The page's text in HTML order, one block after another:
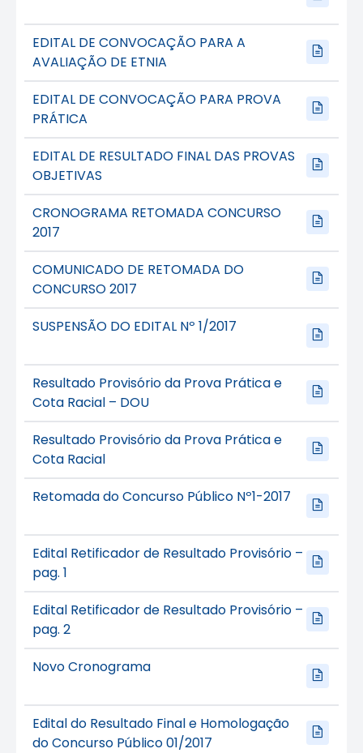
EDITAL DE CONVOCAÇÃO PARA A
AVALIAÇÃO DE ETNIA
EDITAL DE CONVOCAÇÃO PARA PROVA
PRÁTICA
EDITAL DE RESULTADO FINAL DAS PROVAS
OBJETIVAS
CRONOGRAMA RETOMADA CONCURSO
2017
COMUNICADO DE RETOMADA DO
CONCURSO 2017
SUSPENSÃO DO EDITAL Nº 1/2017
Resultado Provisório da Prova Prática e
Cota Racial – DOU
Resultado Provisório da Prova Prática e
Cota Racial
Retomada do Concurso Público Nº1-2017
Edital Retificador de Resultado Provisório –
pag. 1
Edital Retificador de Resultado Provisório –
pag. 2
Novo Cronograma
Edital do Resultado Final e Homologação
do Concurso Público 01/2017